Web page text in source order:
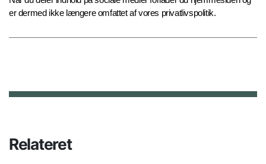
er dermed ikke længere omfattet af vores privatlivspolitik.
Relateret